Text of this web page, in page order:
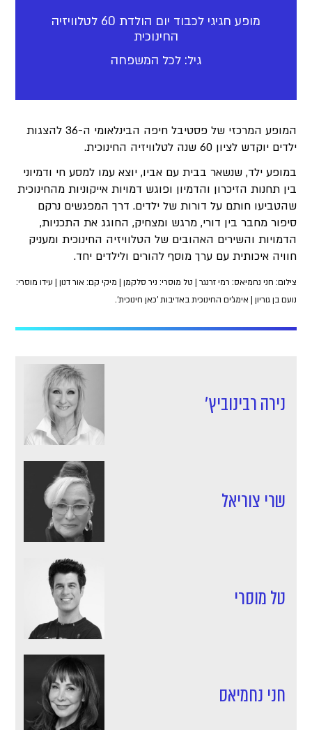
מופע חגיגי לכבוד יום הולדת 60 לטלוויזיה
החינוכית
גיל: לכל המשפחה
המופע המרכזי של פסטיבל חיפה הבינלאומי ה-36 להצגות
ילדים יוקדש לציון 60 שנה לטלוויזיה החינוכית.
במופע ילד, שנשאר בבית עם אביו, יוצא עמו למסע חי ודמיוני
בין תחנות הזיכרון והדמיון ופוגש דמויות אייקוניות מהחינוכית
שהטביעו חותם על דורות של ילדים. דרך המפגשים נרקם
סיפור מחבר בין דורי, מרגש ומצחיק, החוגג את התכניות,
הדמויות והשירים האהובים של הטלוויזיה החינוכית ומעניק
חוויה איכותית עם ערך מוסף להורים ולילדים יחד.
צילום: חני נחמיאס: רמי זרנגר | טל מוסרי: ניר סלקמן | מיקי קם: אור דנון | עידו מוסרי:
נועם בן גוריון | אימג'ים החינוכית באדיבות 'כאן חינוכית'.
נירה רבינוביץ'
שרי צוריאל
טל מוסרי
חני נחמיאס